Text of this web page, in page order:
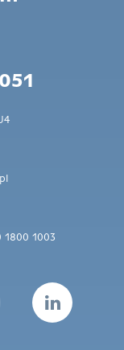
1800 1003